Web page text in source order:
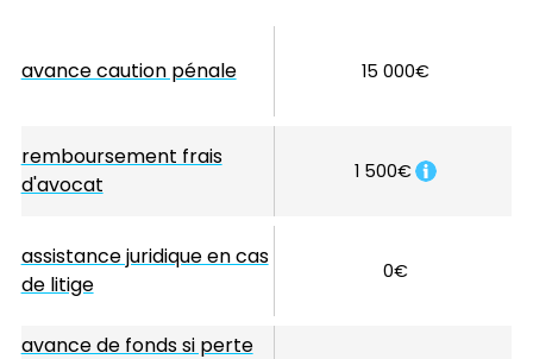
avance caution pénale 15 000€
remboursement frais
d'avocat
1 500€
assistance juridique en cas
de litige
0€
avance de fonds si perte